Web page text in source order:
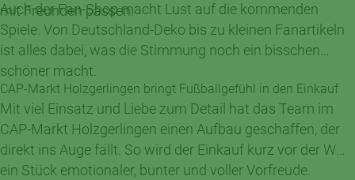
mit Freunden passen.
Auch der Fan-Shop macht Lust auf die kommenden
Spiele. Von Deutschland-Deko bis zu kleinen Fanartikeln
ist alles dabei, was die Stimmung noch ein bisschen
schöner macht.
CAP-Markt Holzgerlingen bringt Fußballgefühl in den Einkauf
Mit viel Einsatz und Liebe zum Detail hat das Team im
CAP-Markt Holzgerlingen einen Aufbau geschaffen, der
direkt ins Auge fällt. So wird der Einkauf kurz vor der WM
ein Stück emotionaler, bunter und voller Vorfreude.